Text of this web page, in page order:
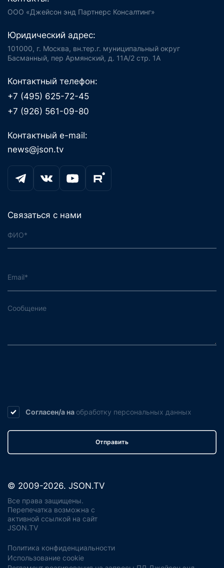
ООО «Джейсон энд Партнерс Консалтинг»
Юридический адрес:
101000, г. Москва, вн.тер.г. муниципальный округ
Басманный, пер Армянский, д. 11А/2 стр. 1А
Контактный телефон:
+7 (495) 625-72-45
+7 (926) 561-09-80
Контактный e-mail:
news@json.tv
Связаться с нами
Согласен/а на обработку персональных данных
Отправить
© 2009-2026. JSON.TV
Все права защищены.
Перепечатка возможна с
активной ссылкой на сайт
JSON.TV
Политика конфиденциальности
Использование cookie